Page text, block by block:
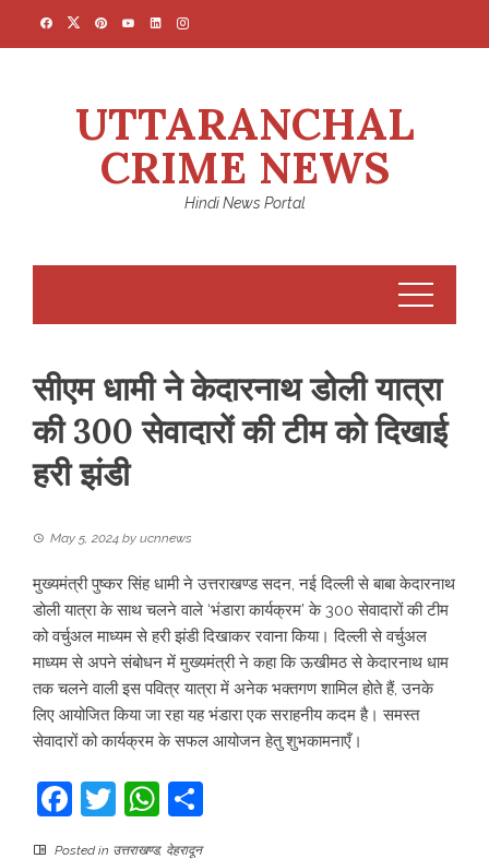
UTTARANCHAL
CRIME NEWS
Hindi News Portal
सीएम धामी ने केदारनाथ डोली यात्रा
की 300 सेवादारों की टीम को दिखाई
हरी झंडी
May 5, 2024 by ucnnews
मुख्यमंत्री पुष्कर सिंह धामी ने उत्तराखण्ड सदन, नई दिल्ली से बाबा केदारनाथ
डोली यात्रा के साथ चलने वाले ‘भंडारा कार्यक्रम’ के 300 सेवादारों की टीम
को वर्चुअल माध्यम से हरी झंडी दिखाकर रवाना किया। दिल्ली से वर्चुअल
माध्यम से अपने संबोधन में मुख्यमंत्री ने कहा कि ऊखीमठ से केदारनाथ धाम
तक चलने वाली इस पवित्र यात्रा में अनेक भक्तगण शामिल होते हैं, उनके
लिए आयोजित किया जा रहा यह भंडारा एक सराहनीय कदम है। समस्त
सेवादारों को कार्यक्रम के सफल आयोजन हेतु शुभकामनाएँ।
Facebook
TwitterWhatsApp
Posted in उत्तराखण्ड, देहरादून